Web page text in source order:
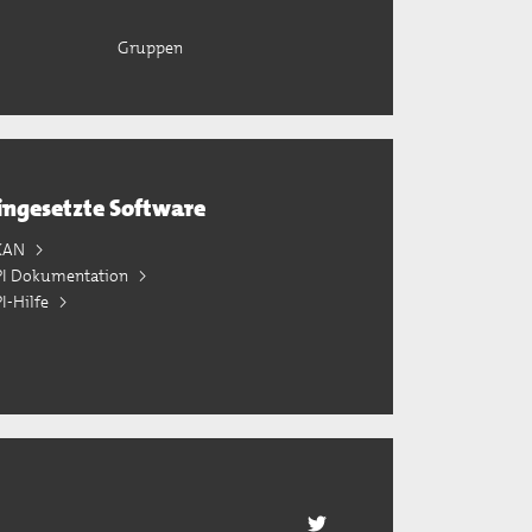
Gruppen
Software
Dokumentation
Hilfe